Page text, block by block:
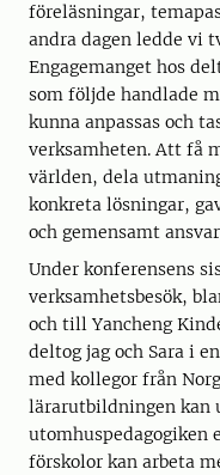
föreläsningar,
andra dagen ledde vi
Engagemanget hos
som följde handlade
kunna anpassas och
verksamheten. Att få
världen, dela
konkreta lösningar,
och gemensamt
Under konferensens
verksamhetsbesök,
och till Yancheng
deltog jag och Sara i
med kollegor från
lärarutbildningen kan
utomhuspedagogiken
förskolor kan arbeta